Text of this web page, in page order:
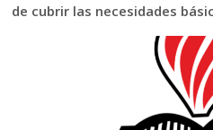
de cubrir las necesidades